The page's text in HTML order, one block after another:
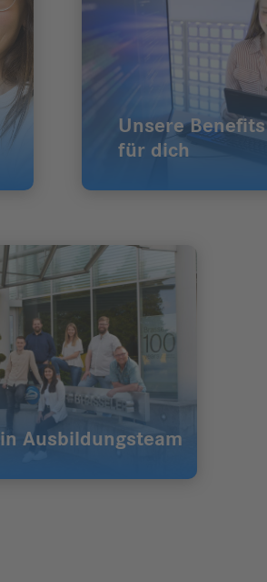
Unsere Benefits
für dich
Ausbildungsteam